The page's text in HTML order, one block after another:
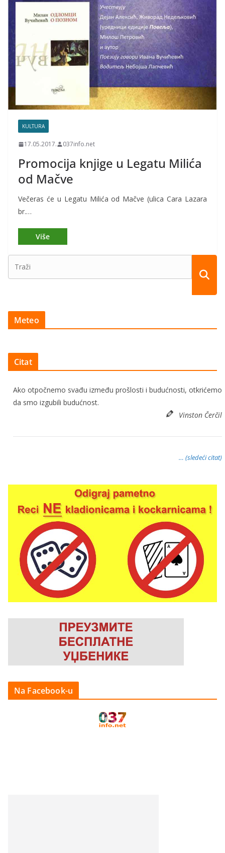
KULTURA
17.05.2017. 037info.net
Promocija knjige u Legatu Milića
od Mačve
Večeras će u Legatu Milića od Mačve (ulica Cara Lazara
br.…
Meteo
Citat
Ako otpočnemo svađu između prošlosti i budućnosti, otkrićemo
da smo izgubili budućnost.
Vinston Čerčil
… (sledeći citat)
Na Facebook-u